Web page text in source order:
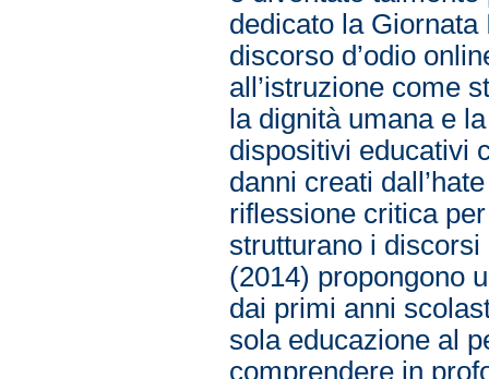
dedicato la Giornata
discorso d’odio
all’istruzione come
la dignità umana e
dispositivi educativi
danni creati
riflessione critica
strutturano i discorsi
(2014) propongono
dai primi anni
sola educazione al
comprendere in